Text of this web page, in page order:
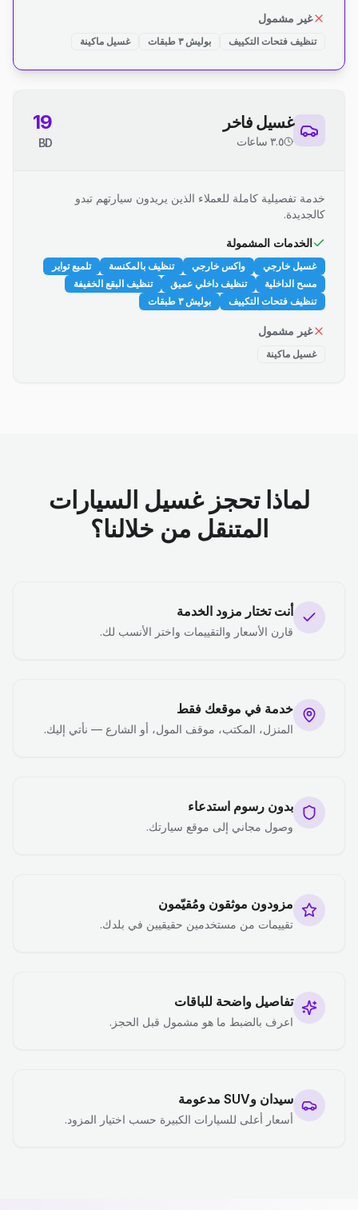
غير مشمول
تنظيف فتحات التكييف بوليش ٣ طبقات غسيل ماكينة
غسيل فاخر
٣.٥ ساعات
19
BD
خدمة تفصيلية كاملة للعملاء الذين يريدون سيارتهم تبدو
كالجديدة.
الخدمات المشمولة
غسيل خارجي واكس خارجي تنظيف بالمكنسة
تلميع تواير
مسح الداخلية
تنظيف داخلي عميق
تنظيف البقع الخفيفة
تنظيف فتحات التكييف
بوليش ٣ طبقات
غير مشمول
غسيل ماكينة
لماذا تحجز غسيل السيارات
المتنقل من خلالنا؟
أنت تختار مزود الخدمة
قارن الأسعار والتقييمات واختر الأنسب لك.
خدمة في موقعك فقط
المنزل، المكتب، موقف المول، أو الشارع — نأتي إليك.
بدون رسوم استدعاء
وصول مجاني إلى موقع سيارتك.
مزودون موثقون ومُقيّمون
تقييمات من مستخدمين حقيقيين في بلدك.
تفاصيل واضحة للباقات
اعرف بالضبط ما هو مشمول قبل الحجز.
سيدان وSUV مدعومة
أسعار أعلى للسيارات الكبيرة حسب اختيار المزود.